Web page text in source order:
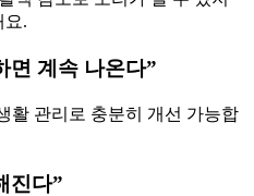
요.
면 계속 나온다”
활 관리로 충분히 개선 가능합
진다”